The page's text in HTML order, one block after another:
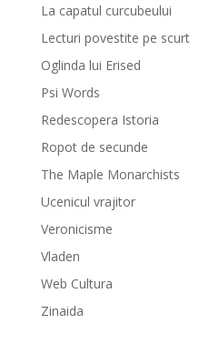
La capatul curcubeului
Lecturi povestite pe scurt
Oglinda lui Erised
Psi Words
Redescopera Istoria
Ropot de secunde
The Maple Monarchists
Ucenicul vrajitor
Veronicisme
Vladen
Web Cultura
Zinaida